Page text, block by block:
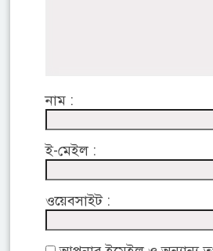
নাম :
ই-মেইল :
ওয়েবসাইট :